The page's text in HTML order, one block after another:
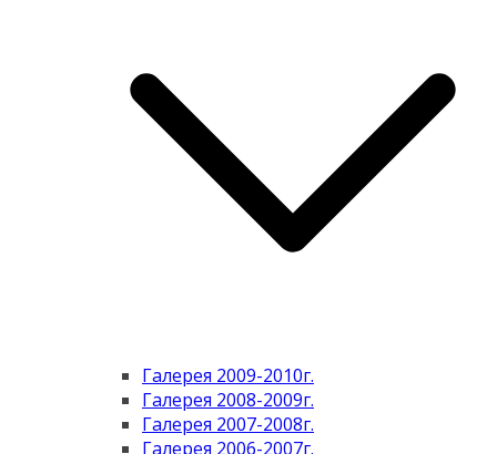
Галерея 2009-2010г.
Галерея 2008-2009г.
Галерея 2007-2008г.
Галерея 2006-2007г.